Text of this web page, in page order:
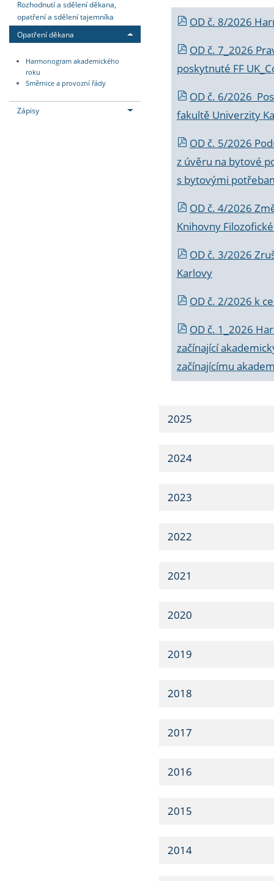
Rozhodnutí a sdělení děkana,
opatření a sdělení tajemníka
Opatření děkana
Harmonogram akademického
roku
Směrnice a provozní řády
Zápisy
OD č. 8/2026
OD č. 7_2026
poskytnuté FF
OD č. 6/2026
fakultě Univerzity
OD č. 5/2026
z úvěru na bytové
s bytovými
OD č. 4/2026
Knihovny
OD č. 3/2026
Karlovy
OD č. 2/2026 k
OD č. 1_2026
začínající
začínajícímu
2025
2024
2023
2022
2021
2020
2019
2018
2017
2016
2015
2014